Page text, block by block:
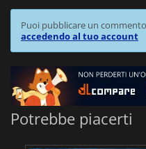
Puoi pubblicare un
accedendo al tuo account
Potrebbe piacerti